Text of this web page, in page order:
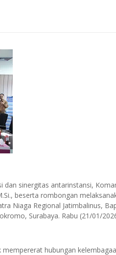
sinergitas antarinstansi,
beserta rombongan
Niaga Regional Jatimbalinus,
Surabaya. Rabu (21/01/
hubungan